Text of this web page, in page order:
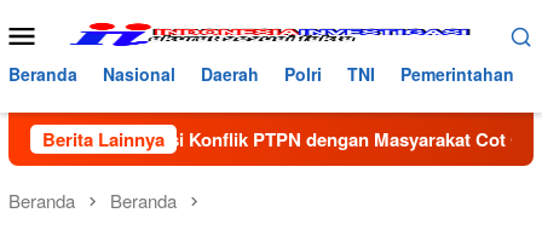
ke
konten
Menu
Mobile
Beranda Nasional Daerah Polri TNI Pemerintahan
Berita Lainnya
Konflik PTPN dengan Masyarakat Cot Girek, Warga
Beranda Beranda